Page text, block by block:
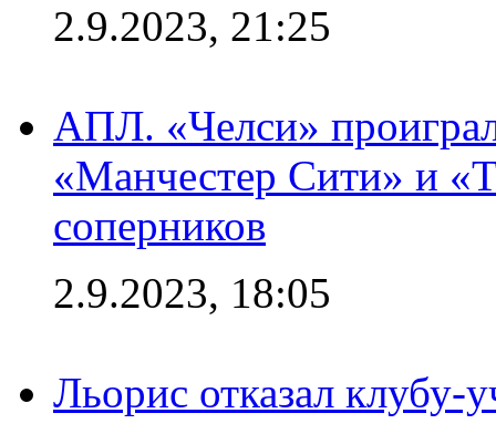
2.9.2023, 21:25
АПЛ. «Челси»
«Манчестер Сити» и
соперников
2.9.2023, 18:05
Льорис отказал клубу-